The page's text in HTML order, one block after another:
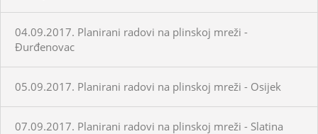
04.09.2017. Planirani radovi na plinskoj mreži -
Đurđenovac
05.09.2017. Planirani radovi na plinskoj mreži - Osijek
07.09.2017. Planirani radovi na plinskoj mreži - Slatina